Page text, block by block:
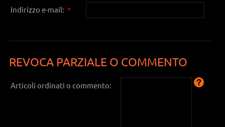
Indirizzo e-mail: *
REVOCA PARZIALE O COMMENTO
Articoli ordinati o commento: